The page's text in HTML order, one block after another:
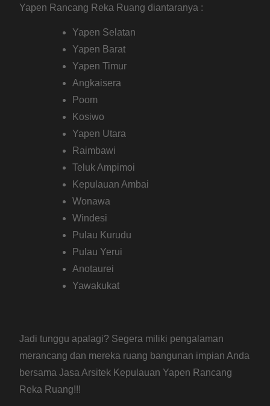
Yapen Rancang Reka Ruang diantaranya :
Yapen Selatan
Yapen Barat
Yapen Timur
Angkaisera
Poom
Kosiwo
Yapen Utara
Raimbawi
Teluk Ampimoi
Kepulauan Ambai
Wonawa
Windesi
Pulau Kurudu
Pulau Yerui
Anotaurei
Yawakukat
Jadi tunggu apalagi? Segera miliki pengalaman
merancang dan mereka ruang bangunan impian Anda
bersama Jasa Arsitek Kepulauan Yapen Rancang
Reka Ruang!!!